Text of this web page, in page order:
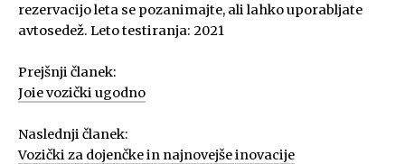
rezervacijo leta se pozanimajte, ali lahko uporabljate
avtosedež. Leto testiranja: 2021
Prejšnji članek:
Joie vozički ugodno
Naslednji članek:
Vozički za dojenčke in najnovejše inovacije